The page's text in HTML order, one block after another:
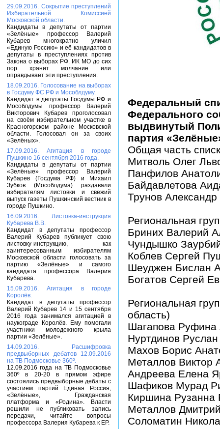
29.09.2016. Сокрытие преступлений
Избирательной Комиссией
Московской области.
Кандидаты в депутаты от партии
«Зелёные» профессор Валерий
Кубарев многократно уличил
«Единую Россию» и её кандидатов в
депутаты в преступлениях против
Закона о выборах РФ. ИК МО до сих
пор хранит молчание или
оправдывает эти преступления.
18.09.2016. Голосование на выборах
в Госдуму ФС РФ и Мособлдуму.
Кандидат в депутаты Госдумы РФ и
Мособлдумы профессор Валерий
Викторович Кубарев проголосовал
на своём избирательном участке в
Красногорском районе Московской
области. Голосовал он за своих
«Зелёных».
17.09.2016. Агитация в городе
Пушкино 16 сентября 2016 года.
Кандидаты в депутаты от партии
«Зелёные» профессор Валерий
Кубарев (Госдума РФ) и Михаил
Зубков (Мособлдума) раздавали
избирателям листовки и свежий
выпуск газеты Пушкинский вестник в
городе Пушкино.
16.09.2016. Листовка-инструкция
Кубарева В.В.
Кандидат в депутаты профессор
Валерий Кубарев публикует свою
листовку-инструкцию, как
заинтересованным избирателям
Московской области голосовать за
партию «Зелёные» и самого
кандидата профессора Валерия
Кубарева.
15.09.2016. Агитация в городе
Королёв.
Кандидат в депутаты профессор
Валерий Кубарев 14 и 15 сентября
2016 года занимался агитацией в
наукограде Королёв. Ему помогали
участники молодежного крыла
партии «Зелёные».
14.09.2016. Расшифровка
предвыборных дебатов 12.09.2016
на ТВ Подмосковье 360º.
12.09.2016 года на ТВ Подмосковье
360º в 20-20 в прямом эфире
состоялись предвыборные дебаты с
участием партий Единая Россия,
«Зелёные», Гражданская
платформа и «Родина». Власти
решили не публиковать запись
передачи, читайте вопросы
профессора Валерия Кубарева к ЕР.
Федеральный
Федерального
выдвинутый
партия
Общая часть
Митволь Олег
Панфилов
Байдавлетова
Трунов
Региональная
Бриних Валерий
Чундышко
Коблев Сергей
Шеуджен Бислан
Богатов Сергей
Региональная
область)
Шагапова Руфина
Нуртдинов
Махов Борис
Металлов Виктор
Андреева Елена
Шафиков Мурад
Киршина Рузанна
Металлов
Соломатин